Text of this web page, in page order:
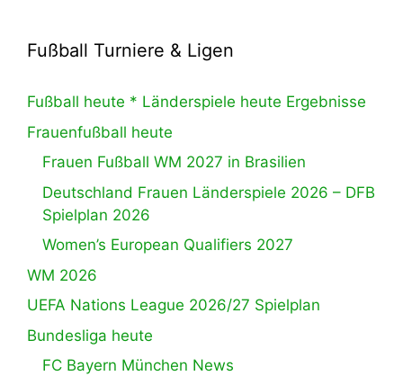
Fußball Turniere & Ligen
Fußball heute * Länderspiele heute Ergebnisse
Frauenfußball heute
Frauen Fußball WM 2027 in Brasilien
Deutschland Frauen Länderspiele 2026 – DFB
Spielplan 2026
Women’s European Qualifiers 2027
WM 2026
UEFA Nations League 2026/27 Spielplan
Bundesliga heute
FC Bayern München News